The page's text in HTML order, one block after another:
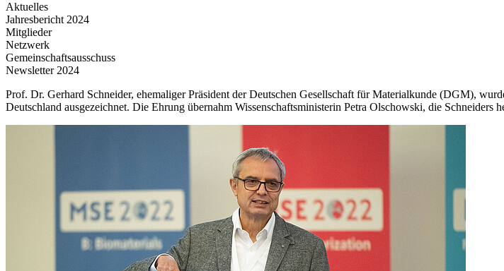
Aktuelles
Jahresbericht 2024
Mitglieder
Netzwerk
Gemeinschaftsausschuss
Newsletter 2024
Prof. Dr. Gerhard Schneider, ehemaliger Präsident der Deutschen Gesellschaft für Materialkunde (DGM),
Deutschland ausgezeichnet. Die Ehrung übernahm Wissenschaftsministerin Petra Olschowski, die Schneiders